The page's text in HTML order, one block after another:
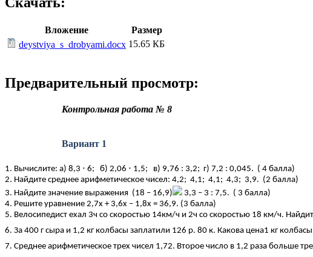
Вложение
Размер
deystviya_s_drobyami.docx 15.65 КБ
Предварительный просмотр:
Контрольная работа № 8
Вариант 1
1. Вычислите: а) 8,3 ⋅ 6; б) 2,06 ⋅ 1,5; в) 9,76 : 3,2; г) 7,2 : 0,045. ( 4 балла)
2. Найдите среднее арифметическое чисел: 4,2; 4,1; 4,1; 4,3; 3,9. (2 балла)
3. Найдите значение выражения (18 – 16,9)
3,3 – 3 : 7,5. ( 3 балла)
4. Решите уравнение 2,7x + 3,6x – 1,8x = 36,9. (3 балла)
5. Велосипедист ехал 3ч со скоростью 14км/ч и 2ч со скоростью 18 км/ч.
6. За 400 г сыра и 1,2 кг колбасы заплатили 126 р. 80 к. Какова цена1 кг
7. Среднее арифметическое трех чисел 1,72. Второе число в 1,2 раза больше